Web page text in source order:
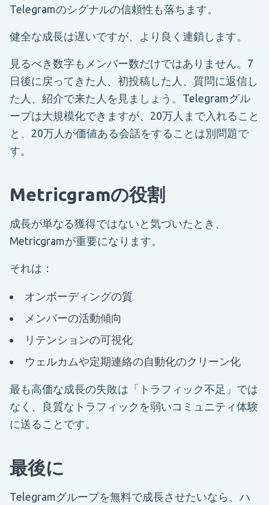
Telegramのシグナルの信頼性も落ちます。
健全な成長は遅いですが、より良く連鎖します。
見るべき数字もメンバー数だけではありません。7
日後に戻ってきた人、初投稿した人、質問に返信し
た人、紹介で来た人を見ましょう。Telegramグル
ープは大規模化できますが、20万人まで入れること
と、20万人が価値ある会話をすることは別問題で
す。
Metricgramの役割
成長が単なる獲得ではないと気づいたとき、
Metricgramが重要になります。
それは：
オンボーディングの質
メンバーの活動傾向
リテンションの可視化
ウェルカムや定期連絡の自動化のクリーン化
最も高価な成長の失敗は「トラフィック不足」では
なく、良質なトラフィックを弱いコミュニティ体験
に送ることです。
最後に
Telegramグループを無料で成長させたいなら、ハ